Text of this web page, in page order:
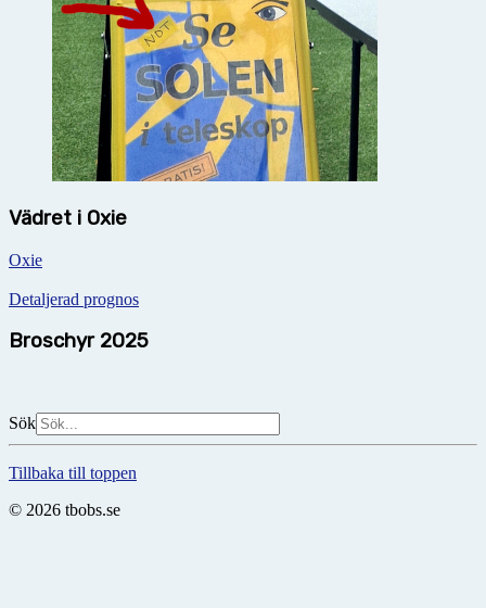
Vädret i Oxie
Oxie
Detaljerad prognos
Broschyr 2025
Sök
Tillbaka till toppen
© 2026 tbobs.se